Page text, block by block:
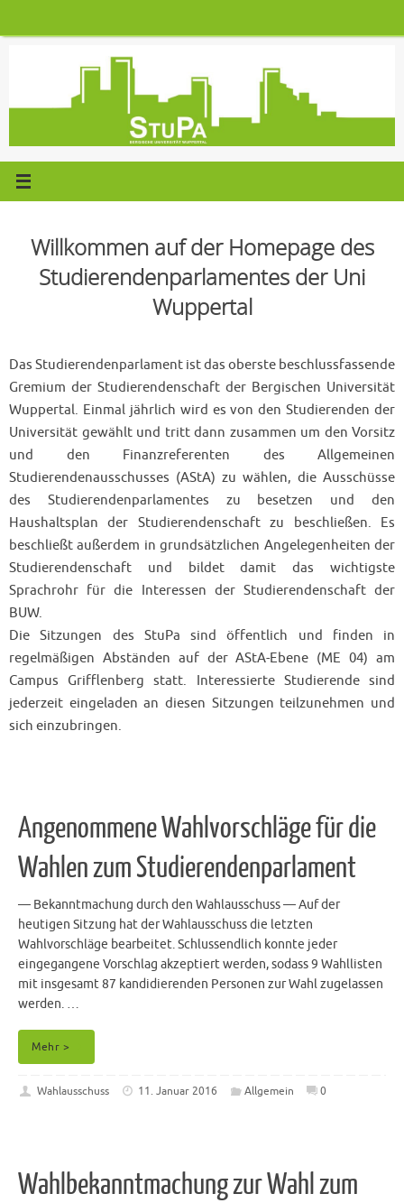
Willkommen auf der Homepage des
Studierendenparlamentes der Uni
Wuppertal
Das Studierendenparlament ist das oberste beschlussfassende
Gremium der Studierendenschaft der Bergischen Universität
Wuppertal. Einmal jährlich wird es von den Studierenden der
Universität gewählt und tritt dann zusammen um den Vorsitz
und den Finanzreferenten des Allgemeinen
Studierendenausschusses (AStA) zu wählen, die Ausschüsse
des Studierendenparlamentes zu besetzen und den
Haushaltsplan der Studierendenschaft zu beschließen. Es
beschließt außerdem in grundsätzlichen Angelegenheiten der
Studierendenschaft und bildet damit das wichtigste
Sprachrohr für die Interessen der Studierendenschaft der
BUW.
Die Sitzungen des StuPa sind öffentlich und finden in
regelmäßigen Abständen auf der AStA-Ebene (ME 04) am
Campus Grifflenberg statt. Interessierte Studierende sind
jederzeit eingeladen an diesen Sitzungen teilzunehmen und
sich einzubringen.
Angenommene Wahlvorschläge für die
Wahlen zum Studierendenparlament
— Bekanntmachung durch den Wahlausschuss — Auf der
heutigen Sitzung hat der Wahlausschuss die letzten
Wahlvorschläge bearbeitet. Schlussendlich konnte jeder
eingegangene Vorschlag akzeptiert werden, sodass 9 Wahllisten
mit insgesamt 87 kandidierenden Personen zur Wahl zugelassen
werden. …
Mehr >
Wahlausschuss 11. Januar 2016 Allgemein 0
Wahlbekanntmachung zur Wahl zum